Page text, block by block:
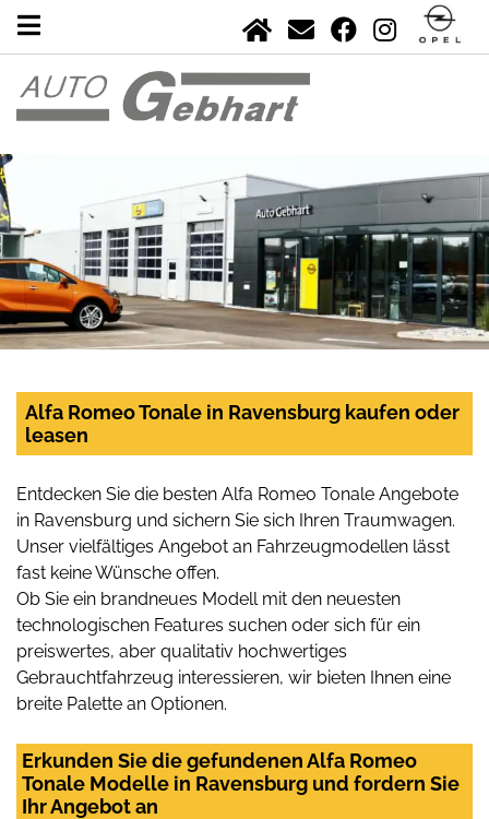
Alfa Romeo Tonale in Ravensburg kaufen oder
leasen
Entdecken Sie die besten Alfa Romeo Tonale Angebote
in Ravensburg und sichern Sie sich Ihren Traumwagen.
Unser vielfältiges Angebot an Fahrzeugmodellen lässt
fast keine Wünsche offen.
Ob Sie ein brandneues Modell mit den neuesten
technologischen Features suchen oder sich für ein
preiswertes, aber qualitativ hochwertiges
Gebrauchtfahrzeug interessieren, wir bieten Ihnen eine
breite Palette an Optionen.
Erkunden Sie die gefundenen Alfa Romeo
Tonale Modelle in Ravensburg und fordern Sie
Ihr Angebot an